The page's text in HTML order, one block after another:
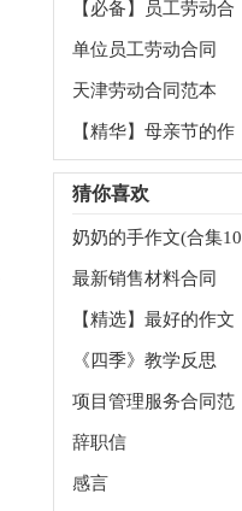
【必备】员工劳动合
同集合7篇
单位员工劳动合同
天津劳动合同范本
【精华】母亲节的作
猜你喜欢
奶奶的手作文(合集10
篇)
最新销售材料合同
【精选】最好的作文
300字四篇
《四季》教学反思
项目管理服务合同范
本
辞职信
感言